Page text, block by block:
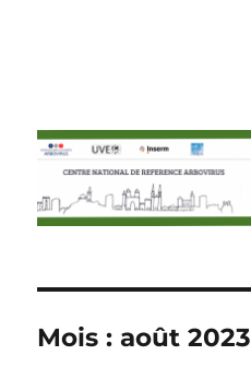
Mois :août 2023